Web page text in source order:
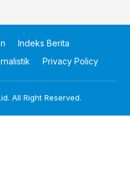
Indeks Berita
Privacy Policy
. All Right Reserved.